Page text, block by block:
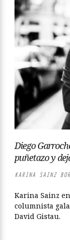
Diego
puñetazo y
KARINA SAINZ
Karina Sainz
columnista
David Gistau.